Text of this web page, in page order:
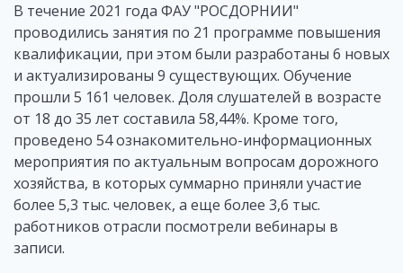
В течение 2021 года ФАУ "РОСДОРНИИ"
проводились занятия по 21 программе повышения
квалификации, при этом были разработаны 6 новых
и актуализированы 9 существующих. Обучение
прошли 5 161 человек. Доля слушателей в возрасте
от 18 до 35 лет составила 58,44%. Кроме того,
проведено 54 ознакомительно-информационных
мероприятия по актуальным вопросам дорожного
хозяйства, в которых суммарно приняли участие
более 5,3 тыс. человек, а еще более 3,6 тыс.
работников отрасли посмотрели вебинары в
записи.